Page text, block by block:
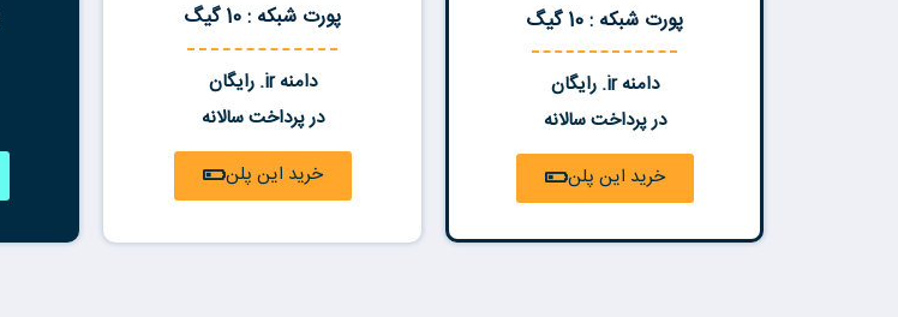
پورت شبکه : 10 گیگ
دامنه ir. رایگان
در پرداخت سالانه
خرید این پلن
پورت شبکه : 10 گیگ
دامنه ir. رایگان
در پرداخت سالانه
خرید این پلن